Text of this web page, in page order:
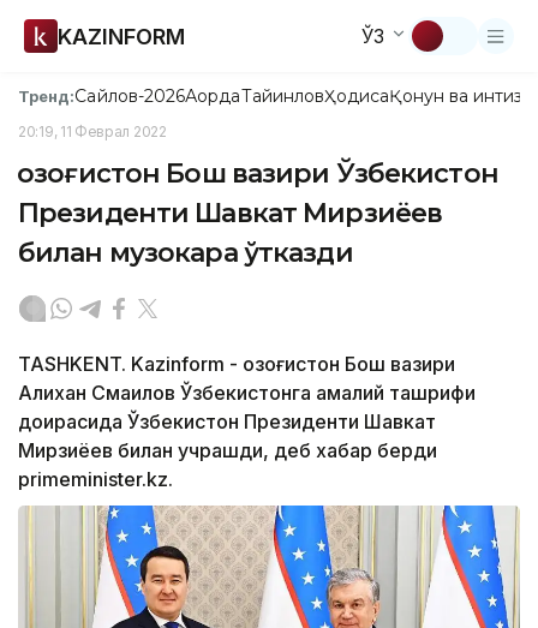
KAZINFORM ЎЗ
Тренд:Сайлов-2026АқордаТайинловҲодисаҚонун ва
20:19, 11 Феврал 2022
Қозоғистон Бош вазири Ўзбекистон
Президенти Шавкат Мирзиёев
билан музокара ўтказди
TASHKENT. Kazinform - Қозоғистон Бош вазири
Алихан Смаилов Ўзбекистонга амалий ташрифи
доирасида Ўзбекистон Президенти Шавкат
Мирзиёев билан учрашди, деб хабар берди
primeminister.kz.